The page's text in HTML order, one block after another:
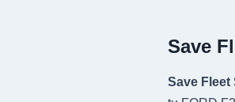
Save
Save Fleet